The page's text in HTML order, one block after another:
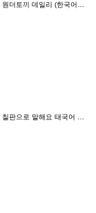
원더토끼 데일리 (한국어&태국어)